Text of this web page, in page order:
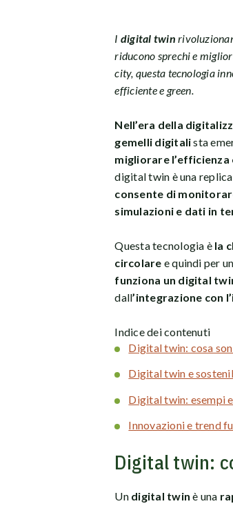
I digital twin
riducono sprechi e
city, questa tecnologia
efficiente e green.
Nell’era della
gemelli digitalista
migliorare
digital twin è una
consente di
simulazioni e dati in
Questa tecnologia è la
circolare e quindi per un
funziona un digital
dall’integrazione con
Indice dei contenuti
Digital twin: cosa
Digital twin e
Digital twin: esempi
Innovazioni e trend
Digital twin:
Un digital twin è una